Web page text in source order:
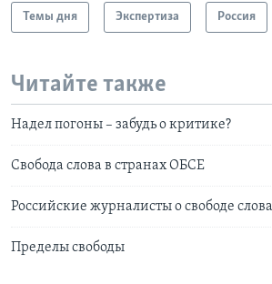
Темы дня Экспертиза Россия
Читайте также
Надел погоны – забудь о критике?
Свобода слова в странах ОБСЕ
Российские журналисты о свободе
Пределы свободы